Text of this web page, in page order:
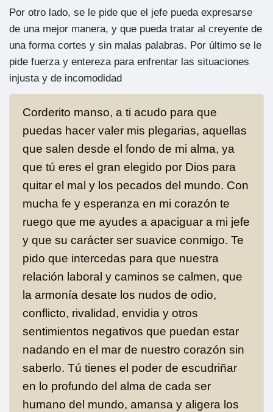
Por otro lado, se le pide que el jefe pueda expresarse
de una mejor manera, y que pueda tratar al creyente de
una forma cortes y sin malas palabras. Por último se le
pide fuerza y entereza para enfrentar las situaciones
injusta y de incomodidad
Corderito manso, a ti acudo para que
puedas hacer valer mis plegarias, aquellas
que salen desde el fondo de mi alma, ya
que tú eres el gran elegido por Dios para
quitar el mal y los pecados del mundo. Con
mucha fe y esperanza en mi corazón te
ruego que me ayudes a apaciguar a mi jefe
y que su carácter ser suavice conmigo. Te
pido que intercedas para que nuestra
relación laboral y caminos se calmen, que
la armonía desate los nudos de odio,
conflicto, rivalidad, envidia y otros
sentimientos negativos que puedan estar
nadando en el mar de nuestro corazón sin
saberlo. Tú tienes el poder de escudriñar
en lo profundo del alma de cada ser
humano del mundo, amansa y aligera los